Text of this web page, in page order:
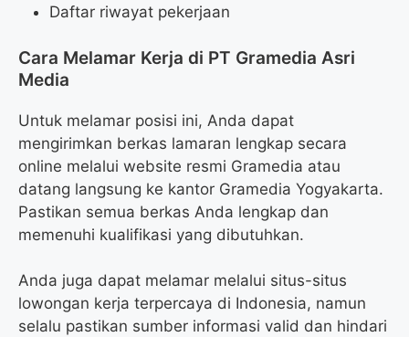
Daftar riwayat pekerjaan
Cara Melamar Kerja di PT Gramedia Asri
Media
Untuk melamar posisi ini, Anda dapat
mengirimkan berkas lamaran lengkap secara
online melalui website resmi Gramedia atau
datang langsung ke kantor Gramedia Yogyakarta.
Pastikan semua berkas Anda lengkap dan
memenuhi kualifikasi yang dibutuhkan.
Anda juga dapat melamar melalui situs-situs
lowongan kerja terpercaya di Indonesia, namun
selalu pastikan sumber informasi valid dan hindari